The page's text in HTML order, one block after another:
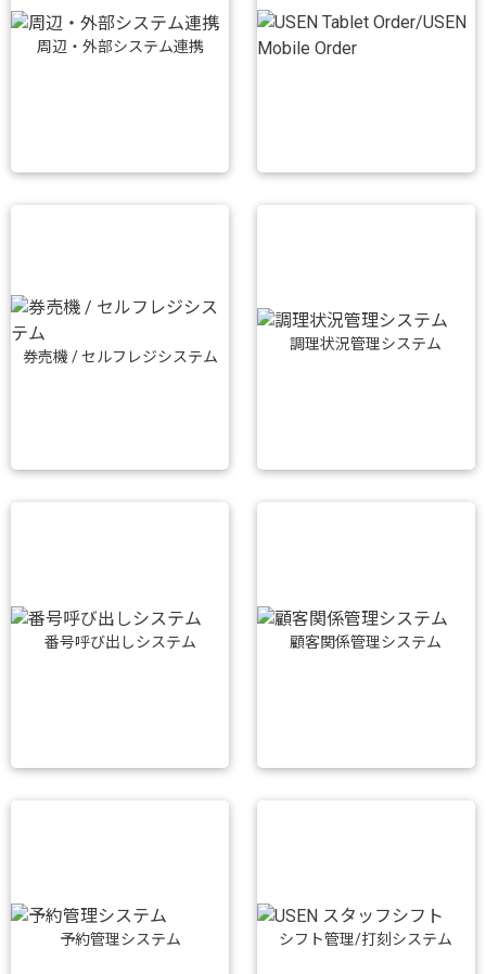
周辺・外部システム連携
券売機 / セルフレジシステム
調理状況管理システム
番号呼び出しシステム 顧客関係管理システム
予約管理システム シフト管理/打刻システム